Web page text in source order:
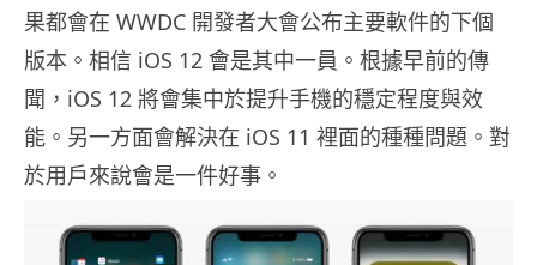
果都會在 WWDC 開發者大會公布主要軟件的下個
版本。相信 iOS 12 會是其中一員。根據早前的傳
聞，iOS 12 將會集中於提升手機的穩定程度與效
能。另一方面會解決在 iOS 11 裡面的種種問題。對
於用戶來說會是一件好事。